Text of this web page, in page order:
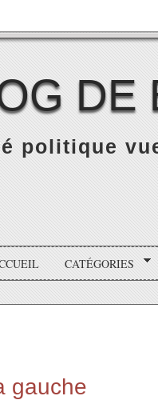
DE
politique
CATÉGORIES
gauche